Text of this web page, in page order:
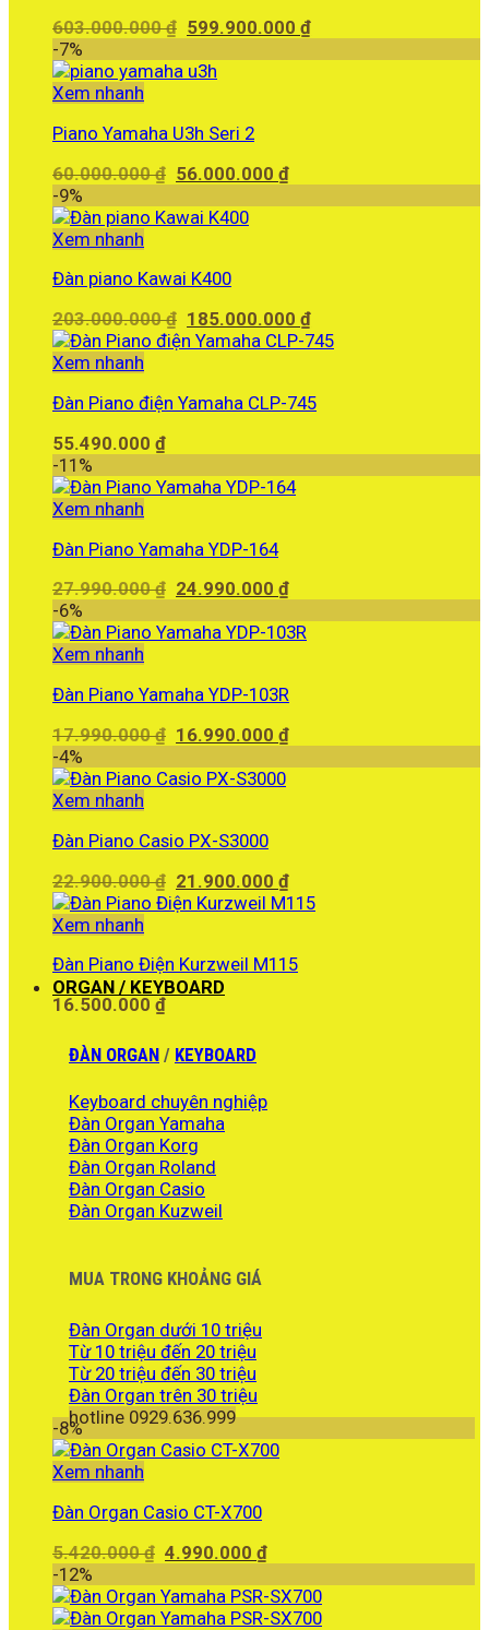
603.000.000₫ Giá
là:
599.900.000₫Giá
-7%
Xem nhanh
Piano Yamaha U3h Seri 2
60.000.000₫ Giá
là:
56.000.000₫Giá
-9%
Xem nhanh
Đàn piano Kawai K400
203.000.000₫ Giá
gốc
185.000.000₫Giá
hiện
185.000.000 ₫.
Xem nhanh
Đàn Piano điện Yamaha CLP-745
55.490.000 ₫
-11%
Xem nhanh
Đàn Piano Yamaha YDP-164
27.990.000₫ Giá
là:
24.990.000₫Giá
tại
-6%
Xem nhanh
Đàn Piano Yamaha YDP-103R
17.990.000₫ Giá
là:
16.990.000₫Giá
-4%
Xem nhanh
Đàn Piano Casio PX-S3000
22.900.000₫ Giá
gốc
21.900.000₫Giá
hiện
21.900.000 ₫.
Xem nhanh
Đàn Piano Điện Kurzweil M115
16.500.000 ₫
ORGAN / KEYBOARD
ĐÀN ORGAN / KEYBOARD
Keyboard chuyên nghiệp
Đàn Organ Yamaha
Đàn Organ Korg
Đàn Organ Roland
Đàn Organ Casio
Đàn Organ Kuzweil
MUA TRONG KHOẢNG GIÁ
Đàn Organ dưới 10 triệu
Từ 10 triệu đến 20 triệu
Từ 20 triệu đến 30 triệu
Đàn Organ trên 30 triệu
hotline 0929.636.999
-8%
Xem nhanh
Đàn Organ Casio CT-X700
5.420.000₫ Giá
là:
5.420.000 ₫.
4.990.000₫Giá
tại
là:
-12%